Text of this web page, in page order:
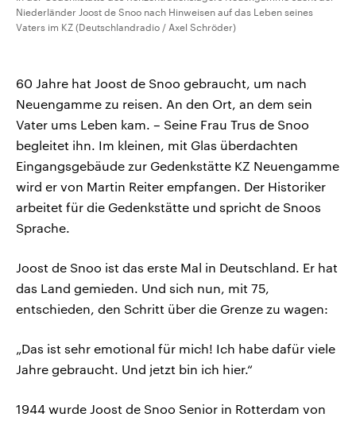
Niederländer Joost de Snoo nach Hinweisen auf das Leben seines
Vaters im KZ (Deutschlandradio / Axel Schröder)
60 Jahre hat Joost de Snoo gebraucht, um nach
Neuengamme zu reisen. An den Ort, an dem sein
Vater ums Leben kam. – Seine Frau Trus de Snoo
begleitet ihn. Im kleinen, mit Glas überdachten
Eingangsgebäude zur Gedenkstätte KZ Neuengamme
wird er von Martin Reiter empfangen. Der Historiker
arbeitet für die Gedenkstätte und spricht de Snoos
Sprache.
Joost de Snoo ist das erste Mal in Deutschland. Er hat
das Land gemieden. Und sich nun, mit 75,
entschieden, den Schritt über die Grenze zu wagen:
„Das ist sehr emotional für mich! Ich habe dafür viele
Jahre gebraucht. Und jetzt bin ich hier.“
1944 wurde Joost de Snoo Senior in Rotterdam von